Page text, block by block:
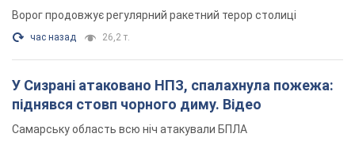
Ворог продовжує регулярний ракетний терор столиці
час назад 26,2 т.
У Сизрані атаковано НПЗ, спалахнула пожежа:
піднявся стовп чорного диму. Відео
Самарську область всю ніч атакували БПЛА